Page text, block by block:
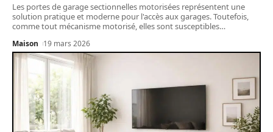
Les portes de garage sectionnelles motorisées représentent une
solution pratique et moderne pour l'accès aux garages. Toutefois,
comme tout mécanisme motorisé, elles sont susceptibles…
Maison 19 mars 2026